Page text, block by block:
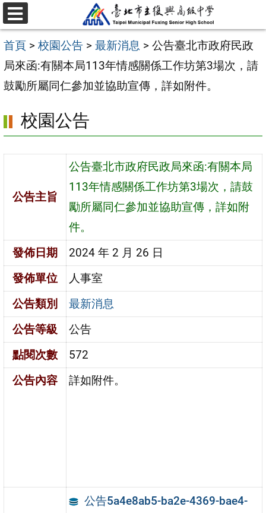
跳
至
主
要
內
區
選
單
首頁 > 校園公告 > 最新消息 > 公告臺北市政府民政
局來函:有關本局113年情感關係工作坊第3場次，請
鼓勵所屬同仁參加並協助宣傳，詳如附件。
校園公告
公告主旨
公告臺北市政府民政局來函:有關本局
113年情感關係工作坊第3場次，請鼓
勵所屬同仁參加並協助宣傳，詳如附
件。
發佈日期
2024 年 2 月 26 日
發佈單位
人事室
公告類別
最新消息
公告等級
公告
點閱次數
572
公告內容
詳如附件。
公告5a4e8ab5-ba2e-4369-bae4-